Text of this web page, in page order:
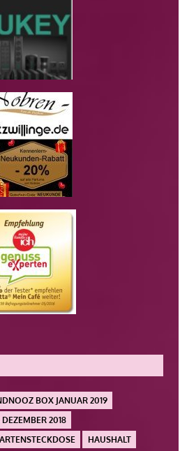
BOX JANUAR 2019
2018
HAUSHALT